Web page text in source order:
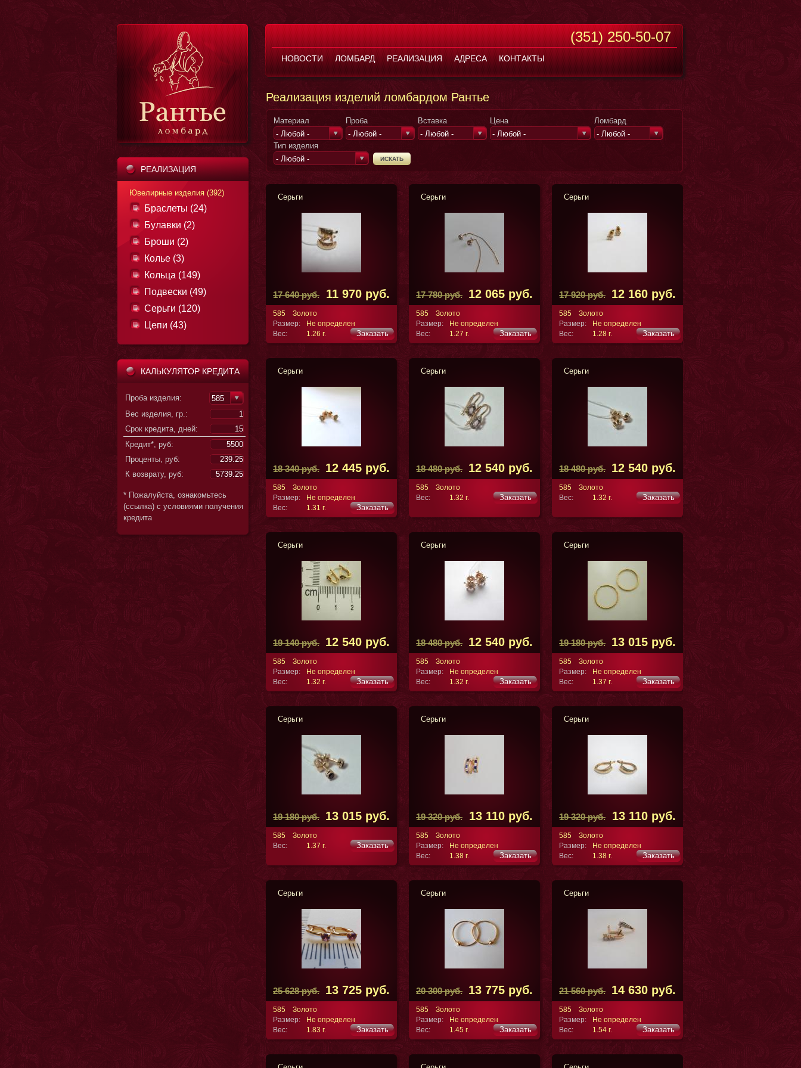
(351) 250-50-07
НОВОСТИ ЛОМБАРД РЕАЛИЗАЦИЯ АДРЕСА КОНТАКТЫ
РЕАЛИЗАЦИЯ
Ювелирные изделия (392)
Браслеты (24)
Булавки (2)
Броши (2)
Колье (3)
Кольца (149)
Подвески (49)
Серьги (120)
Цепи (43)
КАЛЬКУЛЯТОР КРЕДИТА
Проба изделия:
585
Вес изделия, гр.:
Срок кредита, дней:
Кредит*, руб:
Проценты, руб:
К возврату, руб:
* Пожалуйста, ознакомьтесь
(ссылка) с условиями получения
кредита
Реализация изделий ломбардом Рантье
Материал
- Любой -
Проба
- Любой -
Вставка
- Любой -
Цена
- Любой -
Ломбард
- Любой -
Тип изделия
- Любой -
Серьги
17 640 руб. 11 970 руб.
585
Золото
Размер:
Не определен
Вес:
1.26 г. Заказать
Серьги
17 780 руб. 12 065 руб.
585
Золото
Размер:
Не определен
Вес:
1.27 г. Заказать
Серьги
17 920 руб. 12 160 руб.
585
Золото
Размер:
Не определен
Вес:
1.28 г. Заказать
Серьги
18 340 руб. 12 445 руб.
585
Золото
Размер:
Не определен
Вес:
1.31 г. Заказать
Серьги
18 480 руб. 12 540 руб.
585
Золото
Вес:
1.32 г. Заказать
Серьги
18 480 руб. 12 540 руб.
585
Золото
Вес:
1.32 г. Заказать
Серьги
19 140 руб. 12 540 руб.
585
Золото
Размер:
Не определен
Вес:
1.32 г. Заказать
Серьги
18 480 руб. 12 540 руб.
585
Золото
Размер:
Не определен
Вес:
1.32 г. Заказать
Серьги
19 180 руб. 13 015 руб.
585
Золото
Размер:
Не определен
Вес:
1.37 г. Заказать
Серьги
19 180 руб. 13 015 руб.
585
Золото
Вес:
1.37 г. Заказать
Серьги
19 320 руб. 13 110 руб.
585
Золото
Размер:
Не определен
Вес:
1.38 г. Заказать
Серьги
19 320 руб. 13 110 руб.
585
Золото
Размер:
Не определен
Вес:
1.38 г. Заказать
Серьги
25 628 руб. 13 725 руб.
585
Золото
Размер:
Не определен
Вес:
1.83 г. Заказать
Серьги
20 300 руб. 13 775 руб.
585
Золото
Размер:
Не определен
Вес:
1.45 г. Заказать
Серьги
21 560 руб. 14 630 руб.
585
Золото
Размер:
Не определен
Вес:
1.54 г. Заказать